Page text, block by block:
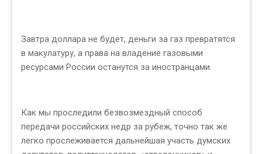
Завтра доллара не будет, деньги за газ превратятся
в макулатуру, а права на владение газовыми
ресурсами России останутся за иностранцами.
Как мы проследили безвозмездный способ
передачи российских недр за рубеж, точно так же
легко прослеживается дальнейшая участь думских